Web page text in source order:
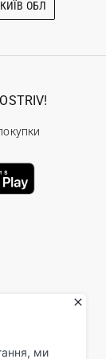
КИЇВ ОБЛ